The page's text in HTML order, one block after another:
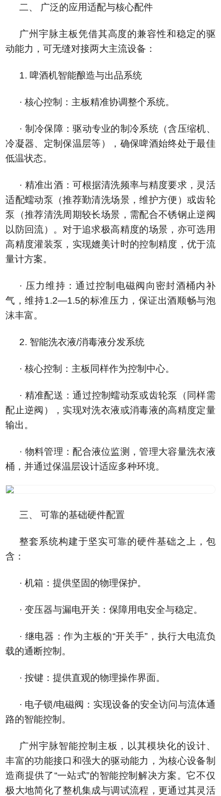
二、 广泛的应用适配与核心配件
广州宇脉主板凭借其高度的兼容性和稳定的驱
动能力，可无缝对接两大主流设备：
1. 啤酒机智能酿造与出品系统
· 核心控制：主板精准协调整个系统。
· 制冷保障：驱动专业的制冷系统（含压缩机、
冷凝器、定制保温层等），确保啤酒始终处于最佳
低温状态。
· 精准出酒：可根据清洗频率与精度要求，灵活
适配蠕动泵（推荐勤清洗场景，维护方便）或齿轮
泵（推荐清洗周期较长场景，需配合不锈钢止逆阀
以防回流）。对于追求极高精度的场景，亦可选用
高精度灌装泵，实现媲美计时的控制精度，优于流
量计方案。
· 压力维持：通过控制电磁阀向密封酒桶内补
气，维持1.2—1.5的标准压力，保证出酒顺畅与泡
沫丰富。
2. 智能洗衣液/消毒液分发系统
· 核心控制：主板同样作为控制中心。
· 精准配送：通过控制蠕动泵或齿轮泵（同样需
配止逆阀），实现对洗衣液或消毒液的高精度定量
输出。
· 物料管理：配合液位监测，管理大容量洗衣液
桶，并通过保温层设计适应多种环境。
三、 可靠的基础硬件配置
整套系统构建于坚实可靠的硬件基础之上，包
含：
· 机箱：提供坚固的物理保护。
· 变压器与漏电开关：保障用电安全与稳定。
· 继电器：作为主板的“开关手”，执行大电流负
载的通断控制。
· 按键：提供直观的物理操作界面。
· 电子锁/电磁阀：实现设备的安全访问与流体通
路的智能控制。
广州宇脉智能控制主板，以其模块化的设计、
丰富的功能接口和强大的驱动能力，为核心设备制
造商提供了“一站式”的智能控制解决方案。它不仅
极大地简化了整机集成与调试流程，更通过其灵活